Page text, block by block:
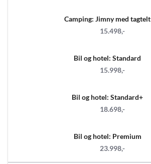
Camping: Jimny med tagtelt
15.498,-
Bil og hotel: Standard
15.998,-
Bil og hotel: Standard+
18.698,-
Bil og hotel: Premium
23.998,-